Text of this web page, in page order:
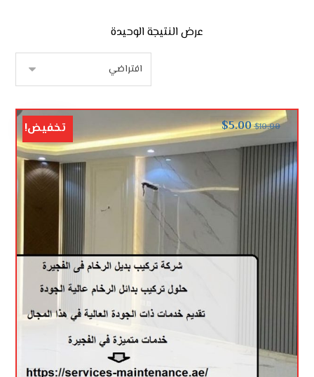
عرض النتيجة الوحيدة
$10.00
$5.00 تخفيض!